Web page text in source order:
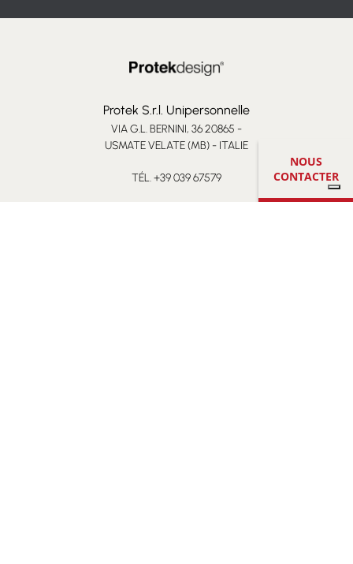
NOUS
CONTACTER
Protek S.r.l. Unipersonnelle
VIA G.L. BERNINI, 36 20865 -
USMATE VELATE (MB) - ITALIE
TÉL. +39 039 67579